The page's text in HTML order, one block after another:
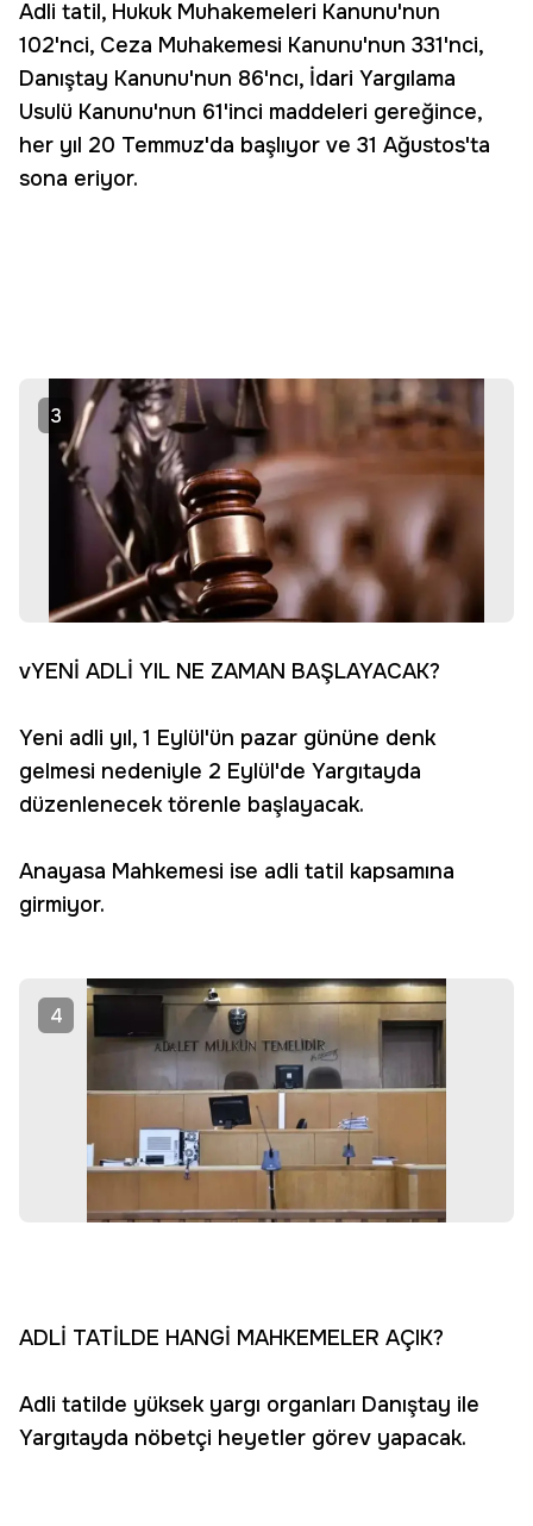
Adli tatil, Hukuk Muhakemeleri Kanunu'nun
102'nci, Ceza Muhakemesi Kanunu'nun 331'nci,
Danıştay Kanunu'nun 86'ncı, İdari Yargılama
Usulü Kanunu'nun 61'inci maddeleri gereğince,
her yıl 20 Temmuz'da başlıyor ve 31 Ağustos'ta
sona eriyor.
3
vYENİ ADLİ YIL NE ZAMAN BAŞLAYACAK?
Yeni adli yıl, 1 Eylül'ün pazar gününe denk
gelmesi nedeniyle 2 Eylül'de Yargıtayda
düzenlenecek törenle başlayacak.
Anayasa Mahkemesi ise adli tatil kapsamına
girmiyor.
4
ADLİ TATİLDE HANGİ MAHKEMELER AÇIK?
Adli tatilde yüksek yargı organları Danıştay ile
Yargıtayda nöbetçi heyetler görev yapacak.